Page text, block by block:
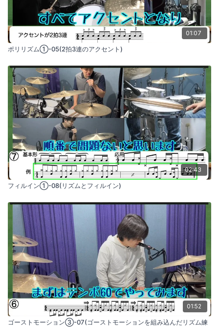
01:07
ポリリズム①-05(2拍3連のアクセント)
02:43
フィルイン①-08(リズムとフィルイン)
01:52
ゴーストモーション③-07(ゴーストモーションを組み込んだリズム練